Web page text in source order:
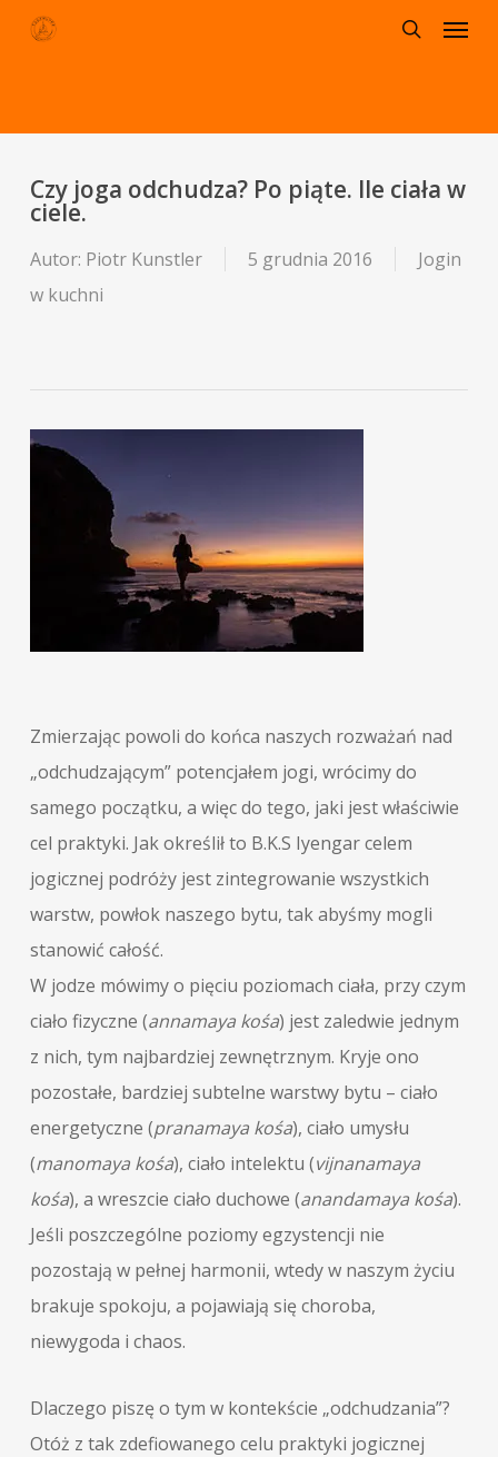
Skip
Menu
Czy joga odchudza? Po piąte. Ile ciała w
ciele.
Autor: Piotr Kunstler 5 grudnia 2016
Jogin
w kuchni
Zmierzając powoli do końca naszych rozważań nad
„odchudzającym” potencjałem jogi, wrócimy do
samego początku, a więc do tego, jaki jest właściwie
cel praktyki. Jak określił to B.K.S Iyengar celem
jogicznej podróży jest zintegrowanie wszystkich
warstw, powłok naszego bytu, tak abyśmy mogli
stanowić całość.
W jodze mówimy o pięciu poziomach ciała, przy czym
ciało fizyczne (annamaya kośa) jest zaledwie jednym
z nich, tym najbardziej zewnętrznym. Kryje ono
pozostałe, bardziej subtelne warstwy bytu – ciało
energetyczne (pranamaya kośa), ciało umysłu
(manomaya kośa), ciało intelektu (vijnanamaya
kośa), a wreszcie ciało duchowe (anandamaya kośa).
Jeśli poszczególne poziomy egzystencji nie
pozostają w pełnej harmonii, wtedy w naszym życiu
brakuje spokoju, a pojawiają się choroba,
niewygoda i chaos.
Dlaczego piszę o tym w kontekście „odchudzania”?
Otóż z tak zdefiowanego celu praktyki jogicznej